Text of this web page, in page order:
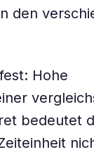
den
Hohe
bedeutet